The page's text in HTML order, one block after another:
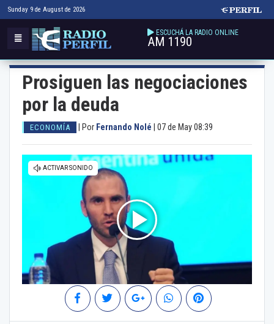
Sunday 9 de August de 2026
ESCUCHÁ LA RADIO ONLINE
AM 1190
Prosiguen las negociaciones
por la deuda
ECONOMÍA Por Fernando Nolé 07 de May 08:39